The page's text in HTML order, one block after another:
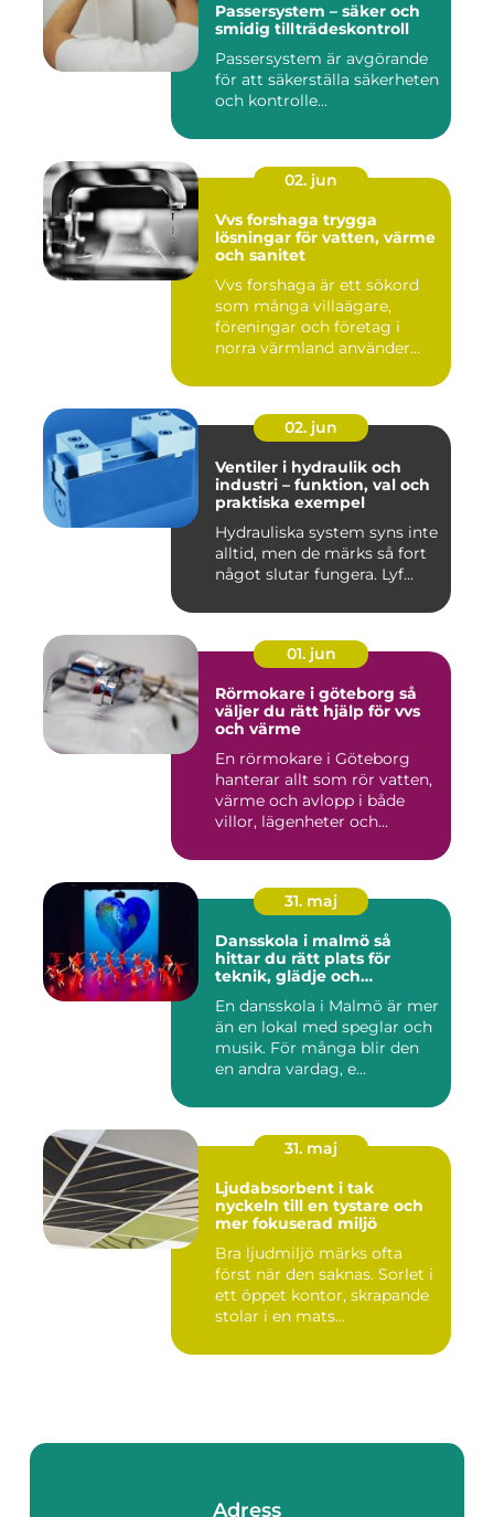
Passersystem – säker och
smidig tillträdeskontroll
Passersystem är avgörande
för att säkerställa säkerheten
och kontrolle...
02. jun
Vvs forshaga trygga
lösningar för vatten, värme
och sanitet
Vvs forshaga är ett sökord
som många villaägare,
föreningar och företag i
norra värmland använder
02. jun
Ventiler i hydraulik och
industri – funktion, val och
praktiska exempel
Hydrauliska system syns inte
alltid, men de märks så fort
något slutar fungera. Lyf...
01. jun
Rörmokare i göteborg så
väljer du rätt hjälp för vvs
och värme
En rörmokare i Göteborg
hanterar allt som rör vatten,
värme och avlopp i både
villor, lägenheter och...
31. maj
Dansskola i malmö så
hittar du rätt plats för
teknik, glädje och
En dansskola i Malmö är mer
än en lokal med speglar och
musik. För många blir den
en andra vardag, e...
31. maj
Ljudabsorbent i tak
nyckeln till en tystare och
mer fokuserad miljö
Bra ljudmiljö märks ofta
först när den saknas. Sorlet i
ett öppet kontor, skrapande
stolar i en mats...
Adress